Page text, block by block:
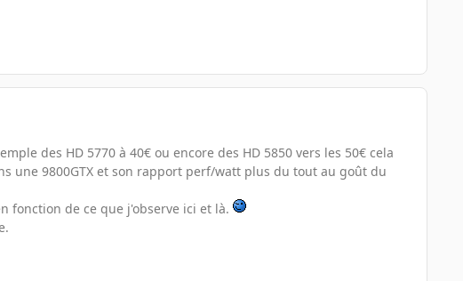
des HD 5770 à 40€ ou encore des HD 5850 vers les 50€ cela
une 9800GTX et son rapport perf/watt plus du tout au goût du
fonction de ce que j'observe ici et là.